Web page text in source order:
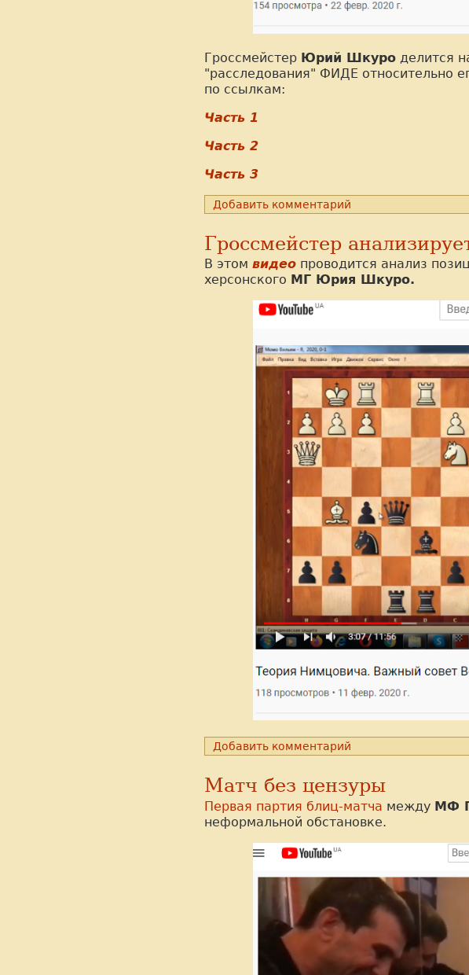
Гроссмейстер Юрий Шкуро делится
"расследования" ФИДЕ относительно
по ссылкам:
Часть 1
Часть 2
Часть 3
Добавить комментарий
Гроссмейстер
В этом видео проводится анализ
херсонского МГ Юрия Шкуро.
Добавить комментарий
Матч без цензуры
Первая партия блиц-матча между МФ
неформальной обстановке.